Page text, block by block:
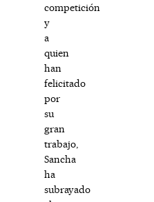
competición
y
a
quien
han
felicitado
por
su
gran
trabajo,
Sancha
ha
subrayado